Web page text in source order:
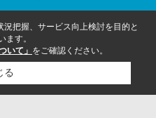
把握、サービス向上検討を目的と
ます。
いて」 をご確認ください。
る